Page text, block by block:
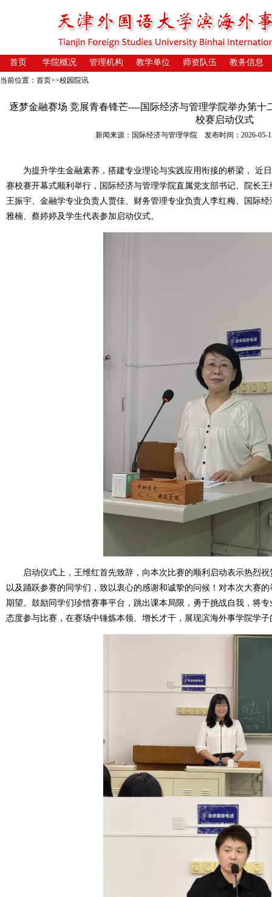
首页 学院概况 管理机构 教学单位 师资队伍 教务信息
当前位置： 首页>>校园院讯
逐梦金融赛场 竞展青春锋芒----国际经济与管理学院举办第十
校赛启动仪式
新闻来源：国际经济与管理学院 发布时间：2026-05-
为提升学生金融素养，搭建专业理论与实践应用衔接的桥梁，
近
赛校赛开幕式顺利举行， 国际经济与管理学院直属党支部书记、
院长王
王振宇、金融学专业负责人贾佳、财务管理专业负责人李红梅、国际
雅楠、蔡婷婷及学生代表参加启动仪式。
启动仪式上， 王维红首先致辞 ， 向本次比赛的顺利启动表示热烈
以及踊跃参赛的同学们，致以衷心的感谢和诚挚的问候！ 对本次大赛
期望。鼓励同学们珍惜赛事平台，跳出课本局限，勇于挑战自我，将
态度参与比赛，在赛场中锤炼本领、增长才干，展现滨海外事学院学